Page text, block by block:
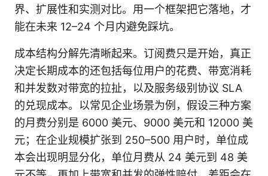
界、扩展性和实测对比。用一个框架把它落地，才
能在未来 12–24 个月内避免踩坑。
成本结构分解先清晰起来。订阅费只是开始，真正
决定长期成本的还包括每位用户的花费、带宽消耗
和并发数对带宽的拉扯，以及服务级别协议 SLA
的兑现成本。以常见企业场景为例，假设三种方案
的月费分别是 6000 美元、9000 美元和 12000 美
元；在企业规模扩张到 250–500 用户时，单位成
本会出现明显分化，单位月费从 24 美元到 48 美